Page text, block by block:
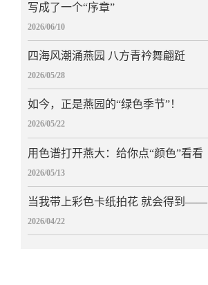
写成了一个“序章”
2026/06/10
四海风潮涌燕园 八方青衿舞翩跹
2026/05/28
如今，正是燕园的“绿色季节”！
2026/05/22
用色谱打开燕大：给你点“颜色”看看
2026/05/13
当我带上彩色卡纸拍花 就会得到——
2026/04/22